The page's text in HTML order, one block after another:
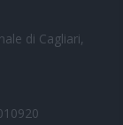
di Cagliari,